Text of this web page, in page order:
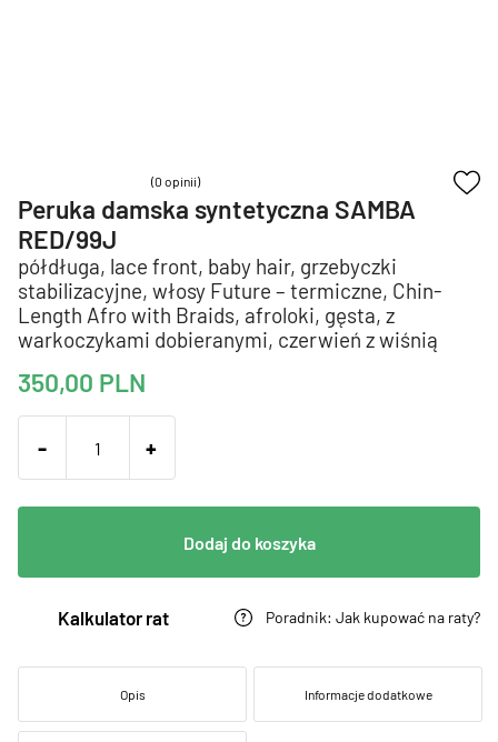
(0 opinii)
Peruka damska syntetyczna SAMBA
RED/99J
półdługa, lace front, baby hair, grzebyczki
stabilizacyjne, włosy Future – termiczne, Chin-
Length Afro with Braids, afroloki, gęsta, z
warkoczykami dobieranymi, czerwień z wiśnią
350,00 PLN
- +
Dodaj do koszyka
Kalkulator rat Poradnik: Jak kupować na raty?
Opis Informacje dodatkowe